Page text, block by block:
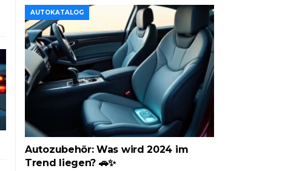
AUTOKATALOG
Autozubehör: Was wird 2024 im
Trend liegen? 🚗✨